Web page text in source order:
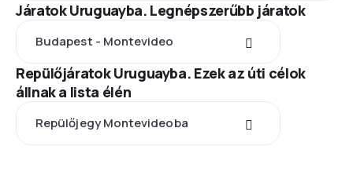
Járatok Uruguayba. Legnépszerűbb járatok
Budapest - Montevideo
Repülőjáratok Uruguayba. Ezek az úti célok
állnak a lista élén
Repülőjegy Montevideoba